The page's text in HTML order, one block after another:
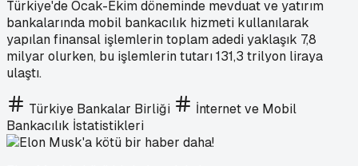
Türkiye'de Ocak-Ekim döneminde mevduat ve yatırım
bankalarında mobil bankacılık hizmeti kullanılarak
yapılan finansal işlemlerin toplam adedi yaklaşık 7,8
milyar olurken, bu işlemlerin tutarı 131,3 trilyon liraya
ulaştı.
Türkiye Bankalar Birliği
İnternet ve Mobil
Bankacılık İstatistikleri